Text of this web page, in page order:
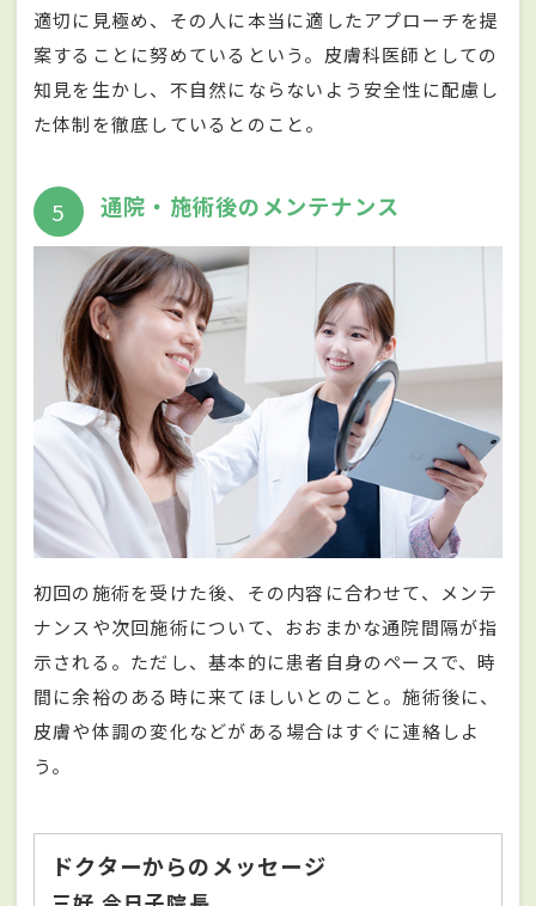
適切に見極め、その人に本当に適したアプローチを提
案することに努めているという。皮膚科医師としての
知見を生かし、不自然にならないよう安全性に配慮し
た体制を徹底しているとのこと。
5 通院・施術後のメンテナンス
初回の施術を受けた後、その内容に合わせて、メンテ
ナンスや次回施術について、おおまかな通院間隔が指
示される。ただし、基本的に患者自身のペースで、時
間に余裕のある時に来てほしいとのこと。施術後に、
皮膚や体調の変化などがある場合はすぐに連絡しよ
う。
ドクターからのメッセージ